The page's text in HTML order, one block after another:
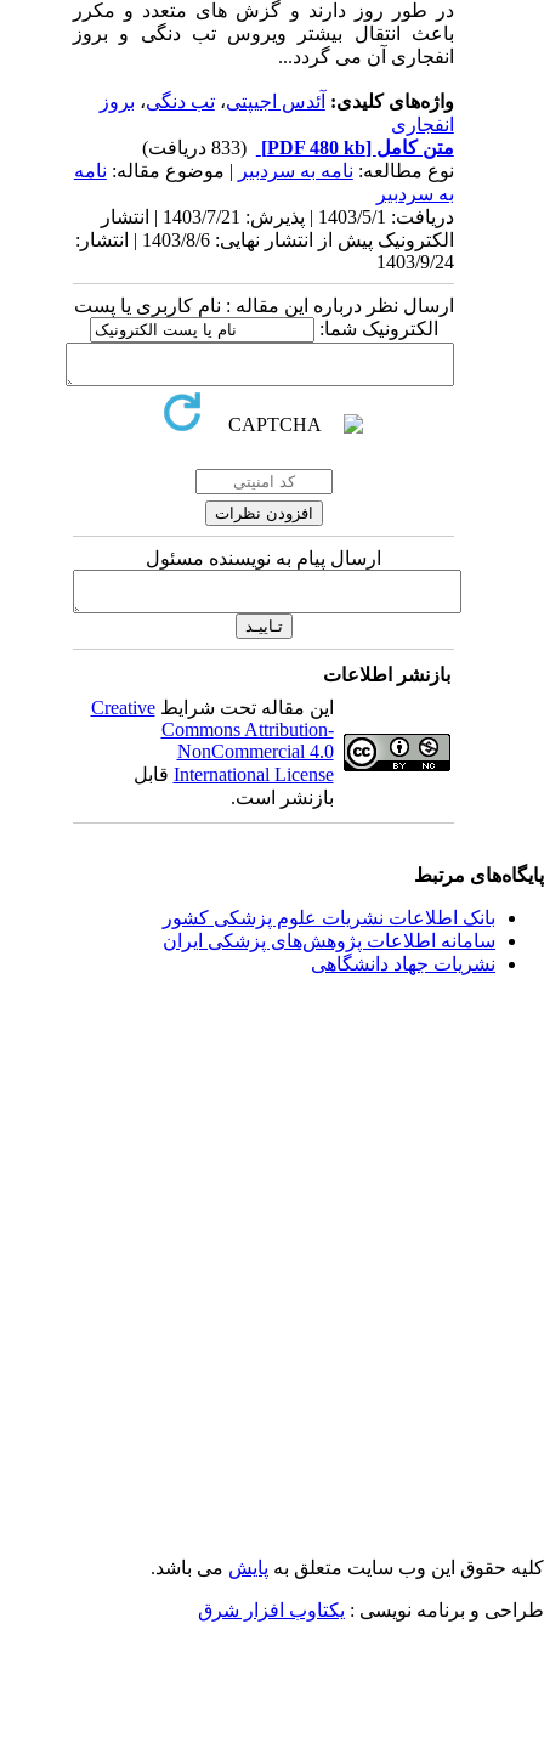
در طور روز دارند و گزش های متعدد و مکرر
باعث انتقال بیشتر ویروس تب دنگی و بروز
انفجاری آن می گردد...
واژه‌های کلیدی:آئدس اجیپتی،تب دنگی،بروز
انفجاری
متن کامل[PDF 480 kb]
نوع مطالعه:نامه به سردبیر| موضوع مقاله:نامه
به سردبیر
دریافت: 1403/5/1 | پذیرش: 1403/7/21 | انتشار
الکترونیک پیش از انتشار نهایی: 1403/8/6 | انتشار:
1403/9/24
ارسال نظر درباره این مقاله : نام کاربری یا پست
الکترونیک شما:
ارسال پیام به نویسنده مسئول
بازنشر اطلاعات
این مقاله تحت شرایطCreative
Commons Attribution-
NonCommercial 4.0
International Licenseقابل
بازنشر است.
مرتبط
بانک اطلاعات نشریات علوم پزشکی کشور
سامانه اطلاعات پژوهش‌های پزشکی ایران
نشریات جهاد دانشگاهی
حقوق این وب سایت متعلق بهپایشمی باشد.
و برنامه نویسی : یکتاوب افزار شرق